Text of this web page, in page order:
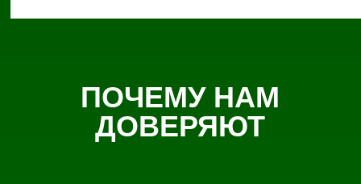
ПОЧЕМУ НАМ
ДОВЕРЯЮТ